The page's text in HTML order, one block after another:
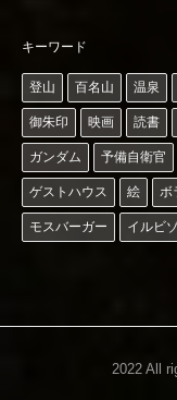
キーワード
登山 百名山 温泉
御朱印 映画 読書
ガンダム 予備自衛官
ゲストハウス 絵 ボ
モスバーガー イルビ
2022 All